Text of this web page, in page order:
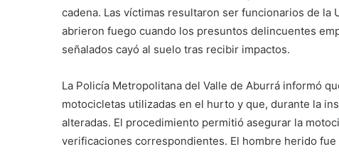
cadena. Las víctimas resultaron ser funcionarios de la
abrieron fuego cuando los presuntos delincuentes
señalados cayó al suelo tras recibir impactos.
La Policía Metropolitana del Valle de Aburrá informó
motocicletas utilizadas en el hurto y que, durante la
alteradas. El procedimiento permitió asegurar la
verificaciones correspondientes. El hombre herido